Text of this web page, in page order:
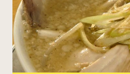
パスタ